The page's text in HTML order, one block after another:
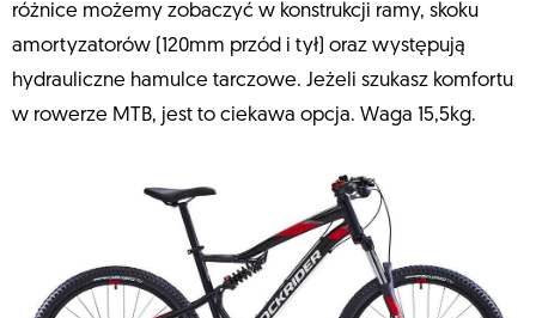
różnice możemy zobaczyć w konstrukcji ramy, skoku
amortyzatorów (120mm przód i tył) oraz występują
hydrauliczne hamulce tarczowe. Jeżeli szukasz komfortu
w rowerze MTB, jest to ciekawa opcja. Waga 15,5kg.